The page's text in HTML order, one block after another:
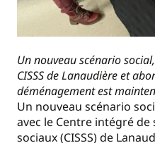
Un nouveau scénario
CISSS de Lanaudière et
déménagement est
Un nouveau scénario
avec le Centre intégré de
sociaux (CISSS) de